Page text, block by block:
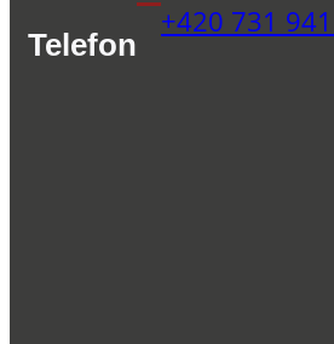
Telefon
+420 731